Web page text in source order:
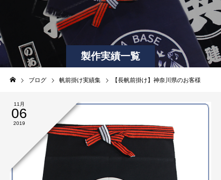
製作実績一覧
ブログ 帆前掛け実績集 【長帆前掛け】神奈川県のお客様
11月
06
2019